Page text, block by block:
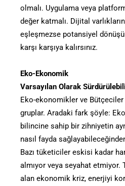
olmalı. Uygulama veya
değer katmalı. Dijital
eşleşmezse potansiyel
karşı karşıya kalırsınız.
Eko-Ekonomik
Varsayılan Olarak
Eko-ekonomikler ve
gruplar. Aradaki fark şöyle:
bilincine sahip bir zihniyetin
nasıl fayda
Bazı tüketiciler eskisi kadar
almıyor veya seyahat etmiyor.
alan ekonomik kriz, enerjiyi